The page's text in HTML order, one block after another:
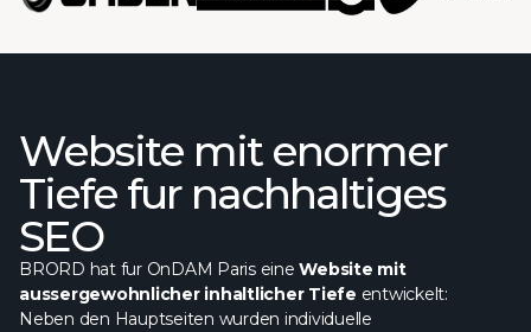
Website mit enormer
Tiefe fur nachhaltiges
SEO
BRORD hat fur OnDAM Paris eineWebsite mit
aussergewohnlicher inhaltlicher Tiefe entwickelt:
Neben den Hauptseiten wurden individuelle